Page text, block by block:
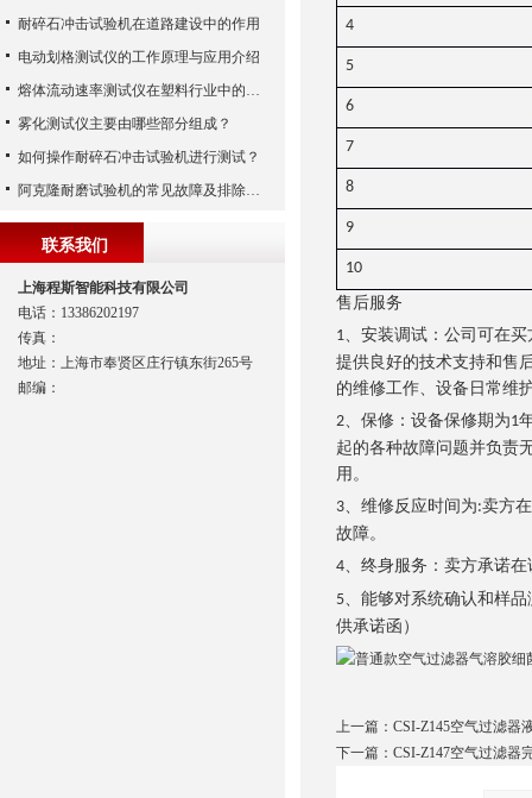
4
5
6
7
8
9
10
售后服务
1、安装调试：公司可在
提供良好的技术支持和售
的维修工作、设备日常维
2、保修：设备保修期为1
起的各种故障问题并负责
用。
3、维修反应时间为:卖方
故障。
4、终身服务：卖方承诺
5、能够对系统确认和样
供承诺函）
上一篇： CSI-Z145空气过滤器
下一篇： CSI-Z147空气过滤器
耐碎石冲击试验机在道路建设中的作用
电动划格测试仪的工作原理与应用介绍
熔体流动速率测试仪在塑料行业中的应用
雾化测试仪主要由哪些部分组成？
如何操作耐碎石冲击试验机进行测试？
阿克隆耐磨试验机的常见故障及排除方法
联系我们
上海程斯智能科技有限公司
电话：13386202197
传真：
地址：上海市奉贤区庄行镇东街265号
邮编：